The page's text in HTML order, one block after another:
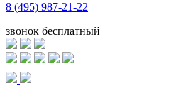
8 (495) 987-21-22
звонок бесплатный